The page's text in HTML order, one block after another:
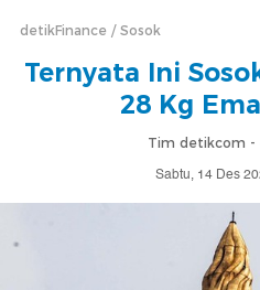
detikFinance Sosok
Ternyata Ini
28 Kg
Tim detikcom -
Sabtu, 14 Des